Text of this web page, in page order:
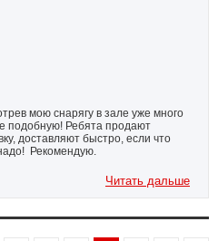
мою снарягу в зале уже много
подобную! Ребята продают
доставляют быстро, если что
Рекомендую.
Читать дальше